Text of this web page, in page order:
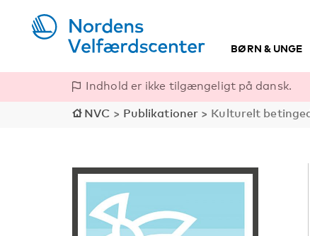
BØRN & UNGE
Indhold er ikke tilgængeligt på dansk.
NVC > Publikationer > Kulturelt